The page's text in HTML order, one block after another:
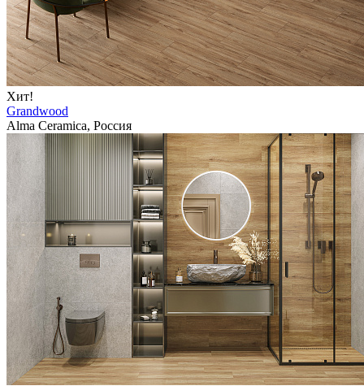
Хит!
Grandwood
Alma Ceramica, Россия